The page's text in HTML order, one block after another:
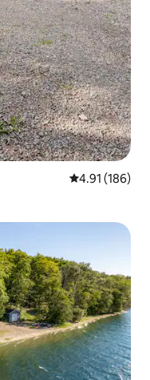
從 186 則評價
4.91 (186)